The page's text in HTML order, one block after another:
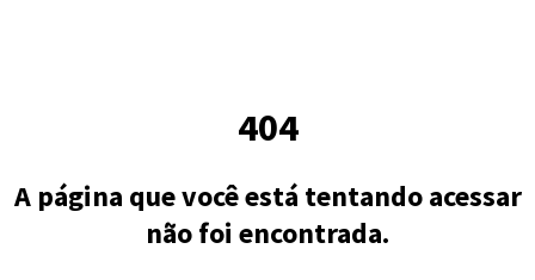
404
A página que você está tentando acessar
não foi encontrada.